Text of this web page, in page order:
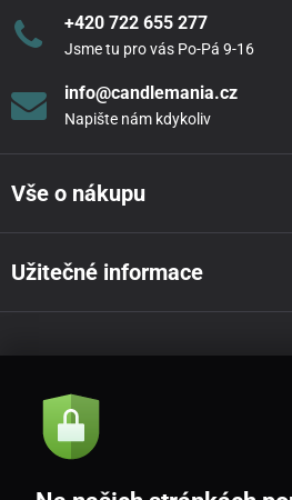
+420 722 655 277
Jsme tu pro vás Po-Pá 9-16
info@candlemania.cz
Napište nám kdykoliv
Vše o nákupu
Užitečné informace
Akce a novinky e-mailem